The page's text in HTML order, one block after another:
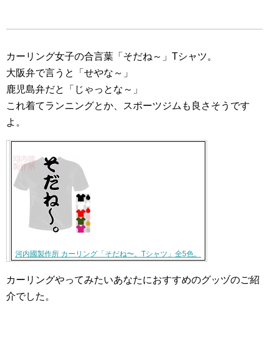
カーリング女子の合言葉「そだね～」Tシャツ。
大阪弁で言うと「せやな～」
鹿児島弁だと「じゃっとな～」
これ着てランニングとか、スポーツジムも良さそうです
よ。
河内國製作所 カーリング「そだね〜。Tシャツ」全5色。
カーリングやってみたいあなたにおすすめのグッヅのご紹
介でした。